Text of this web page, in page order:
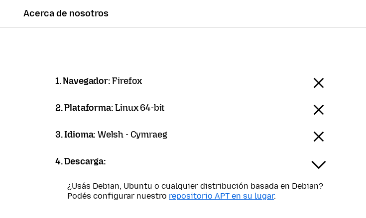
Acerca de nosotros
1. Navegador:Firefox
2. Plataforma:Linux 64-bit
3. Idioma:Welsh - Cymraeg
4. Descarga:
¿Usás Debian, Ubuntu o cualquier distribución basada en Debian?
Podés configurar nuestro repositorio APT en su lugar.